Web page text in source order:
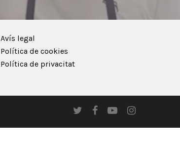
Avís legal
Política de cookies
Política de privacitat